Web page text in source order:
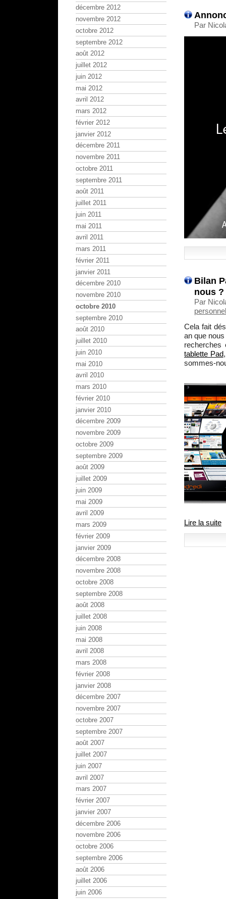
Par
Bilan
nous ?
Par
Cela fait
an que
tablette Pad
sommes-
Lire la suite
décembre 2012
novembre 2012
octobre 2012
septembre 2012
août 2012
juillet 2012
juin 2012
mai 2012
avril 2012
mars 2012
février 2012
janvier 2012
décembre 2011
novembre 2011
octobre 2011
septembre 2011
août 2011
juillet 2011
juin 2011
mai 2011
avril 2011
mars 2011
février 2011
janvier 2011
décembre 2010
novembre 2010
octobre 2010
septembre 2010
août 2010
juillet 2010
juin 2010
mai 2010
avril 2010
mars 2010
février 2010
janvier 2010
décembre 2009
novembre 2009
octobre 2009
septembre 2009
août 2009
juillet 2009
juin 2009
mai 2009
avril 2009
mars 2009
février 2009
janvier 2009
décembre 2008
novembre 2008
octobre 2008
septembre 2008
août 2008
juillet 2008
juin 2008
mai 2008
avril 2008
mars 2008
février 2008
janvier 2008
décembre 2007
novembre 2007
octobre 2007
septembre 2007
août 2007
juillet 2007
juin 2007
avril 2007
mars 2007
février 2007
janvier 2007
décembre 2006
novembre 2006
octobre 2006
septembre 2006
août 2006
juillet 2006
juin 2006